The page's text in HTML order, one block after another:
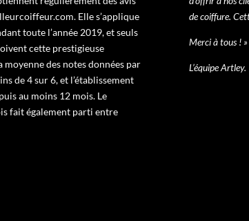
Elle s’applique
toute l’année 2019, et seuls
cette prestigieuse
des notes données par
de 4 sur 6, et l’établissement
au moins 12 mois. Le
fait également parti entre
de coiffure.
Merci à tous ! »
L’équipe Artley.